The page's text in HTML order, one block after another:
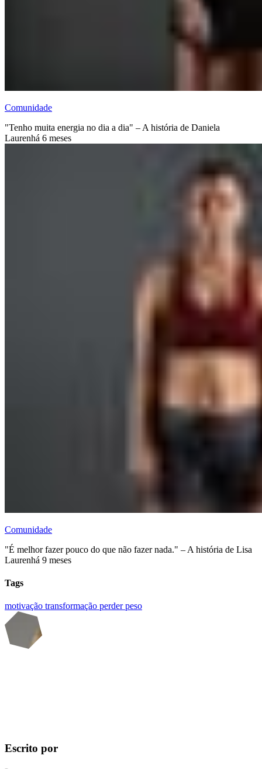
Comunidade
"Tenho muita energia no dia a dia" – A história de Daniela
Laurenhá 6 meses
Comunidade
"É melhor fazer pouco do que não fazer nada." – A história de Lisa
Laurenhá 9 meses
Tags
motivação transformação perder peso
Escrito por